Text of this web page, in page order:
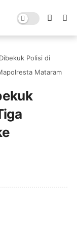
Polisi di
Mataram